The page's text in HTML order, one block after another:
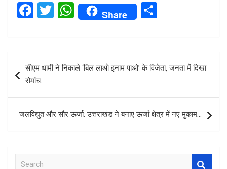
F
ce
o
k
T
tt
er
W
h
at
s
A
p
Share
ar
e
navigation
सीएम धामी ने निकाले ‘बिल लाओ इनाम पाओ’ के विजेता, जनता में दिखा
रोमांच..
जलविद्युत और सौर ऊर्जा: उत्तराखंड ने बनाए ऊर्जा क्षेत्र में नए मुकाम…